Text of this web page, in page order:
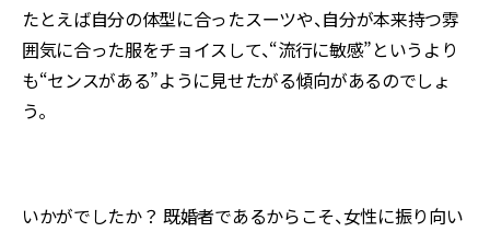
たとえば自分の体型に合ったスーツや、自分が本来持つ雰
囲気に合った服をチョイスして、“流行に敏感”というより
も“センスがある”ように見せたがる傾向があるのでしょ
う。
いかがでしたか？ 既婚者であるからこそ、女性に振り向い